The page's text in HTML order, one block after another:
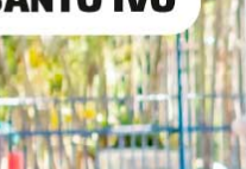
Lista de vídeos